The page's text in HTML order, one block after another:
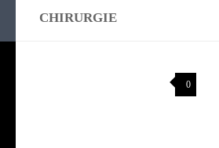
CHIRURGIE
0